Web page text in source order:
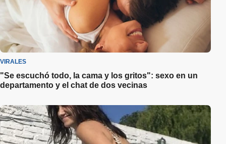
VIRALES
"Se escuchó todo, la cama y los gritos": sexo en un
departamento y el chat de dos vecinas